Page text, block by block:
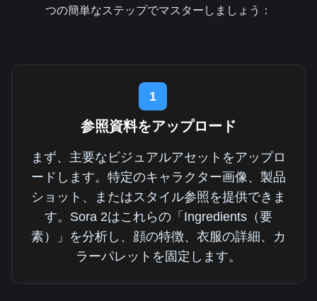
つの簡単なステップでマスターしましょう：
1
参照資料をアップロード
まず、主要なビジュアルアセットをアップロ
ードします。特定のキャラクター画像、製品
ショット、またはスタイル参照を提供できま
す。Sora 2はこれらの「Ingredients（要
素）」を分析し、顔の特徴、衣服の詳細、カ
ラーパレットを固定します。